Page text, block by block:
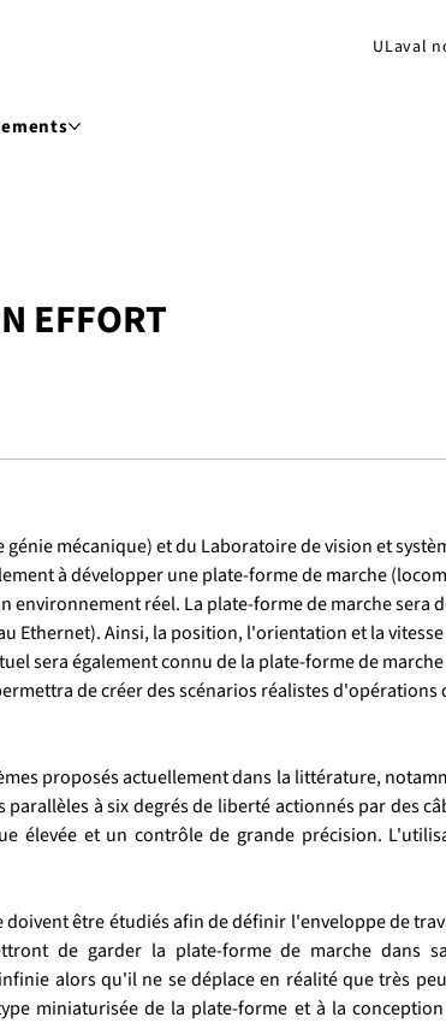
ULaval
EFFORT
mécanique) et du Laboratoire de vision et
à développer une plate-forme de marche
réel. La plate-forme de marche sera
Ethernet). Ainsi, la position, l'orientation et la
sera également connu de la plate-forme de
de créer des scénarios réalistes
proposés actuellement dans la littérature,
à six degrés de liberté actionnés par des
élevée et un contrôle de grande précision.
être étudiés afin de définir l'enveloppe de
de garder la plate-forme de marche dans
alors qu'il ne se déplace en réalité que très
miniaturisée de la plate-forme et à la